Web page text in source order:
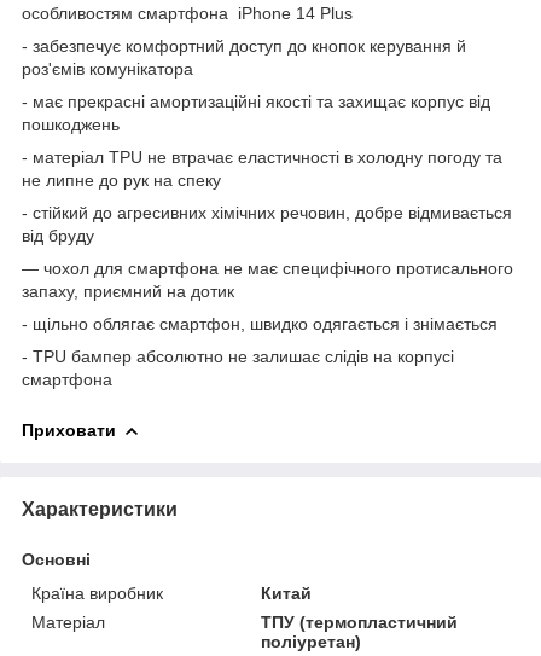
особливостям смартфона iPhone 14 Plus
- забезпечує комфортний доступ до кнопок керування й
роз'ємів комунікатора
- має прекрасні амортизаційні якості та захищає корпус від
пошкоджень
- матеріал TPU не втрачає еластичності в холодну погоду та
не липне до рук на спеку
- стійкий до агресивних хімічних речовин, добре відмивається
від бруду
— чохол для смартфона не має специфічного протисального
запаху, приємний на дотик
- щільно облягає смартфон, швидко одягається і знімається
- TPU бампер абсолютно не залишає слідів на корпусі
смартфона
Приховати
Характеристики
Основні
Країна виробник
Китай
Матеріал
ТПУ (термопластичний
поліуретан)